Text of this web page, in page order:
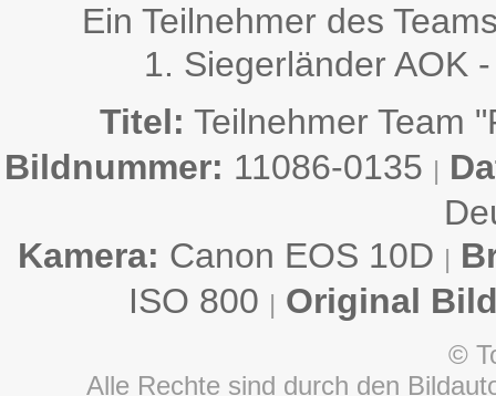
Ein Teilnehmer des
1. Siegerländer AOK
Titel: Teilnehmer Team
Bildnummer: 11086-0135 |
Kamera: Canon EOS 10D |
ISO 800 | Original
©
Alle Rechte sind durch den